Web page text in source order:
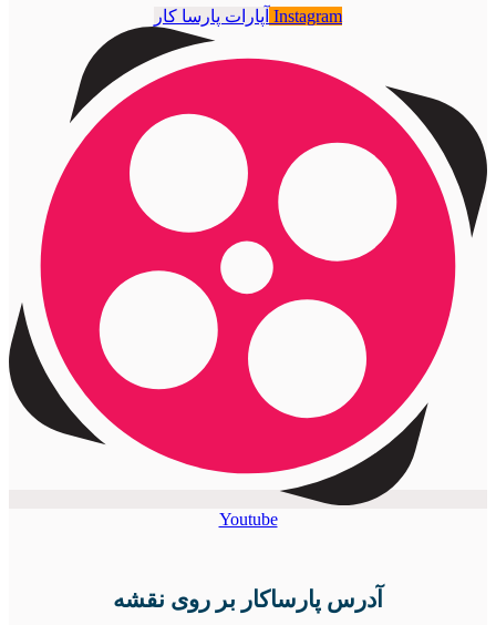
Instagram آپارات پارسا کار
Youtube
آدرس پارساکار بر روی نقشه